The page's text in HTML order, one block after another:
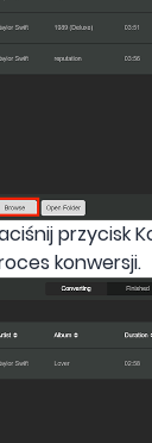
przycisk
konwersji.